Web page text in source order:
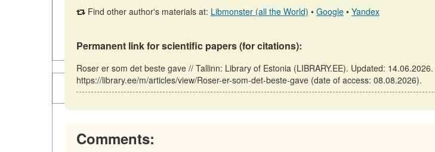
Find other author's materials at: Libmonster (all the World) • Google • Yandex
Permanent link for scientific papers (for citations):
Roser er som det beste gave // Tallinn: Library of Estonia (LIBRARY.EE). Updated: 14.06.2026.
https://library.ee/m/articles/view/Roser-er-som-det-beste-gave (date of access: 08.08.2026).
Comments: